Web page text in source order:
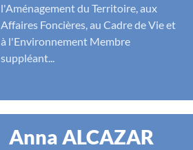
l'Aménagement du Territoire, aux
Affaires Foncières, au Cadre de Vie et
à l'Environnement Membre
suppléant...
Anna ALCAZAR